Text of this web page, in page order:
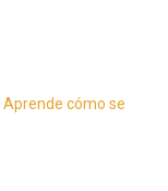
Aprende cómo se